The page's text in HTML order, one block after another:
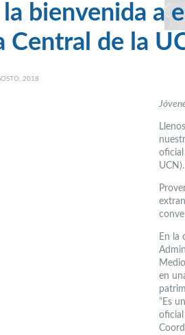
la bienvenida a
Central de la
2018
oficial
UCN).
En la
en
“Es
oficial